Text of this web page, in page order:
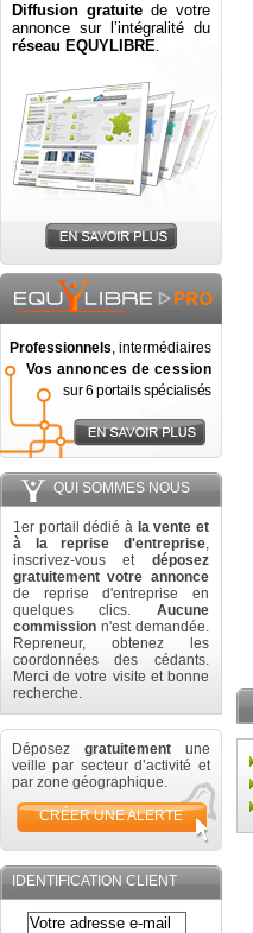
Diffusion gratuite de votre
annonce sur l’intégralité du
réseau EQUYLIBRE.
Professionnels, intermédiaires
Vos annonces de cession
sur 6 portails spécialisés
QUI SOMMES NOUS
1er portail dédié à la vente et
à la reprise d'entreprise,
inscrivez-vous et déposez
gratuitement votre annonce
de reprise d'entreprise en
quelques clics. Aucune
commission n'est demandée.
Repreneur, obtenez les
coordonnées des cédants.
Merci de votre visite et bonne
recherche.
Déposez gratuitement une
veille par secteur d’activité et
par zone géographique.
CRÉER UNE ALERTE
IDENTIFICATION CLIENT